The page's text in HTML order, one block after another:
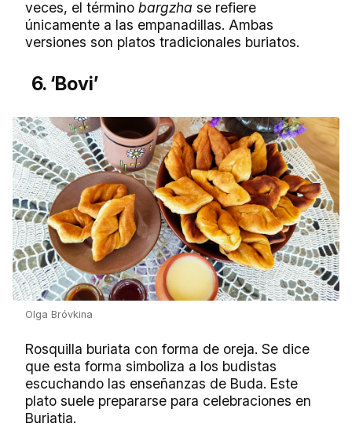
veces, el término bargzha se refiere
únicamente a las empanadillas. Ambas
versiones son platos tradicionales buriatos.
6. ‘Bovi’
Olga Bróvkina
Rosquilla buriata con forma de oreja. Se dice
que esta forma simboliza a los budistas
escuchando las enseñanzas de Buda. Este
plato suele prepararse para celebraciones en
Buriatia.